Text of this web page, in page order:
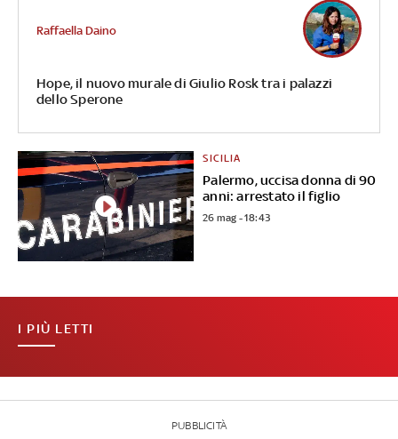
Hope, il nuovo murale di Giulio Rosk tra i palazzi
dello Sperone
Raffaella Daino
Palermo, uccisa donna di 90
anni: arrestato il figlio
SICILIA
26 mag - 18:43
I PIÙ LETTI
PUBBLICITÀ